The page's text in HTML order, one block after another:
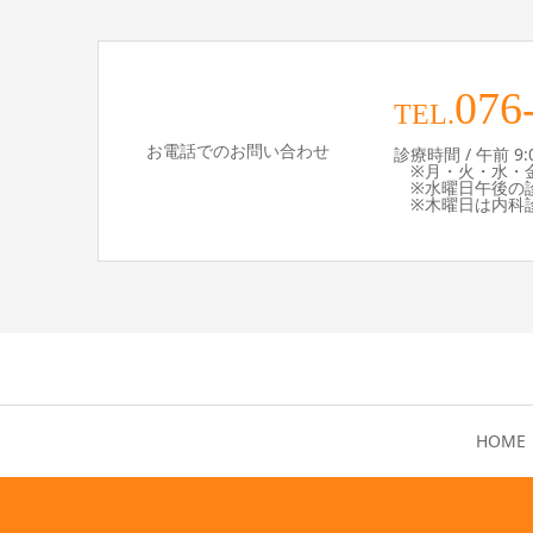
お電話でのお問い合わせ
TEL.
診療時間 / 午前
※月・火・水・
※水曜日午後の
※木曜日は内科
HOME